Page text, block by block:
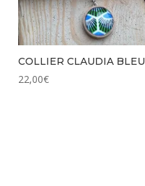
COLLIER CLAUDIA BLEU
22,00€